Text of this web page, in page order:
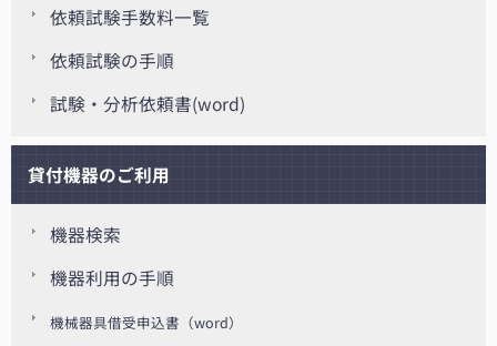
依頼試験手数料一覧
依頼試験の手順
試験・分析依頼書(word)
貸付機器のご利用
機器検索
機器利用の手順
機械器具借受申込書（word）